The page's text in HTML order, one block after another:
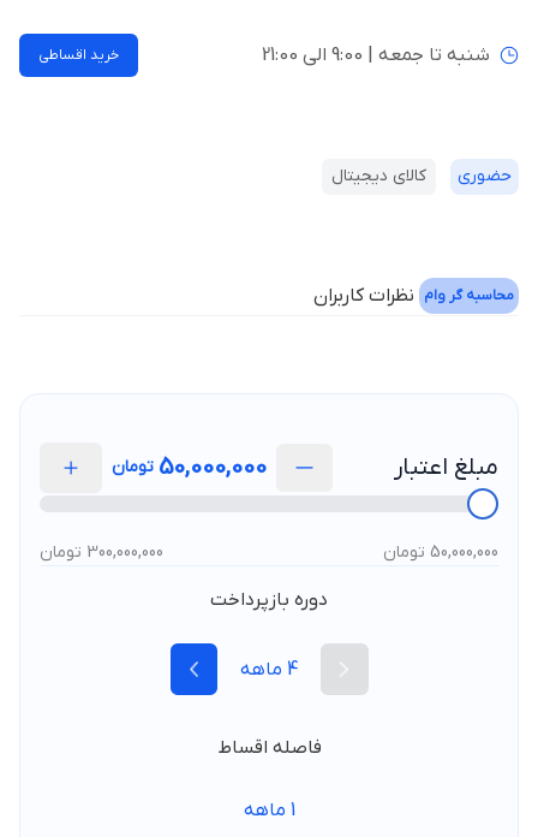
شنبه تا جمعه | 9:00 الی 21:00 خرید اقساطی
حضوری کالای دیجیتال
محاسبه گر وام نظرات کاربران
مبلغ اعتبار 50,000,000 تومان
50,000,000 تومان 300,000,000 تومان
دوره بازپرداخت
4 ماهه
فاصله اقساط
1 ماهه